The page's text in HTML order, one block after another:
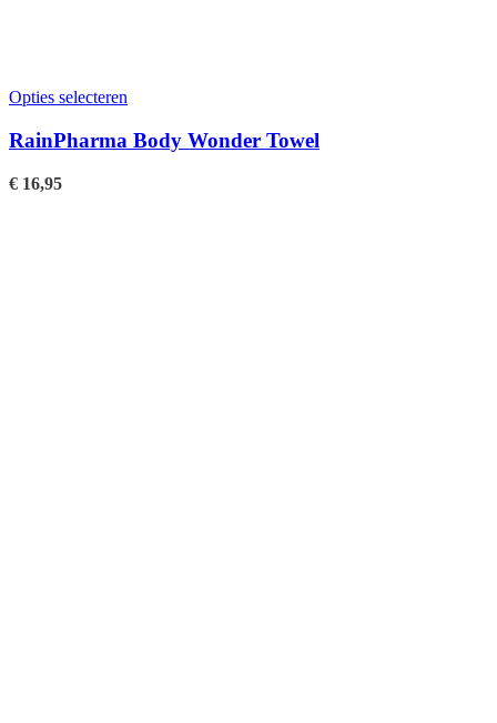
Opties selecteren
RainPharma Body Wonder Towel
€ 16,95